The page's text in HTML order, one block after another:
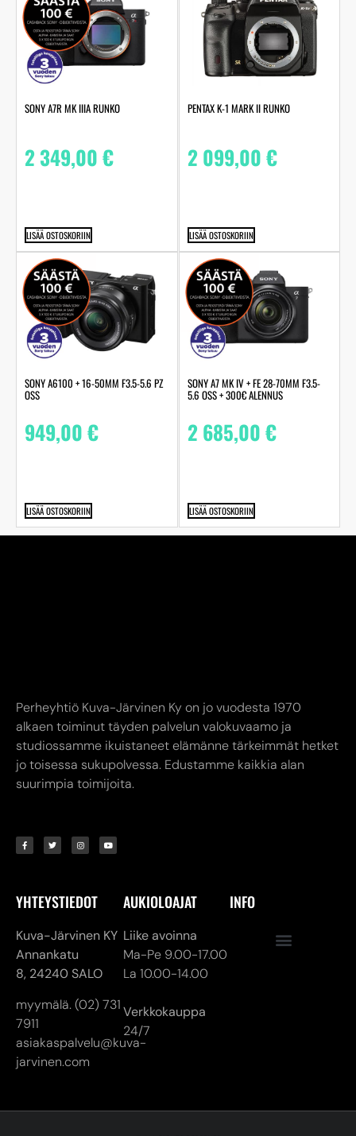
SONY A7R MK IIIA RUNKO
2 349,00€
LISÄÄ OSTOSKORIIN
PENTAX K-1 MARK II RUNKO
2 099,00€
LISÄÄ OSTOSKORIIN
SONY A6100 + 16-50MM F3.5-5.6 PZ
OSS
949,00€
LISÄÄ OSTOSKORIIN
SONY A7 MK IV + FE 28-70MM F3.5-
5.6 OSS + 300€ ALENNUS
2 685,00€
LISÄÄ OSTOSKORIIN
Perheyhtiö Kuva-Järvinen Ky on jo vuodesta 1970
alkaen toiminut täyden palvelun valokuvaamo ja
studiossamme ikuistaneet elämänne tärkeimmät hetket
jo toisessa sukupolvessa. Edustamme kaikkia alan
suurimpia toimijoita.
YHTEYSTIEDOT
Kuva-Järvinen KY
Annankatu
8, 24240 SALO
myymälä. (02) 731
7911
asiakaspalvelu@kuva-
jarvinen.com
AUKIOLOAJAT
Liike avoinna
Ma-Pe 9.00-17.00
La 10.00-14.00
Verkkokauppa
24/7
INFO